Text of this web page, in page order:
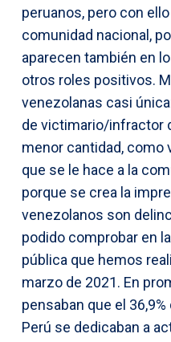
peruanos, pero con
comunidad nacional,
aparecen también en
otros roles positivos.
venezolanas casi
de victimario/infractor
menor cantidad, como
que se le hace a la
porque se crea la
venezolanos son
podido comprobar en
pública que hemos
marzo de 2021. En
pensaban que el
Perú se dedicaban a